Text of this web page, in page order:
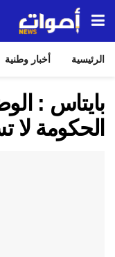
الرئيسية أخبار وطنية
بايتاس :
الحكومة لا